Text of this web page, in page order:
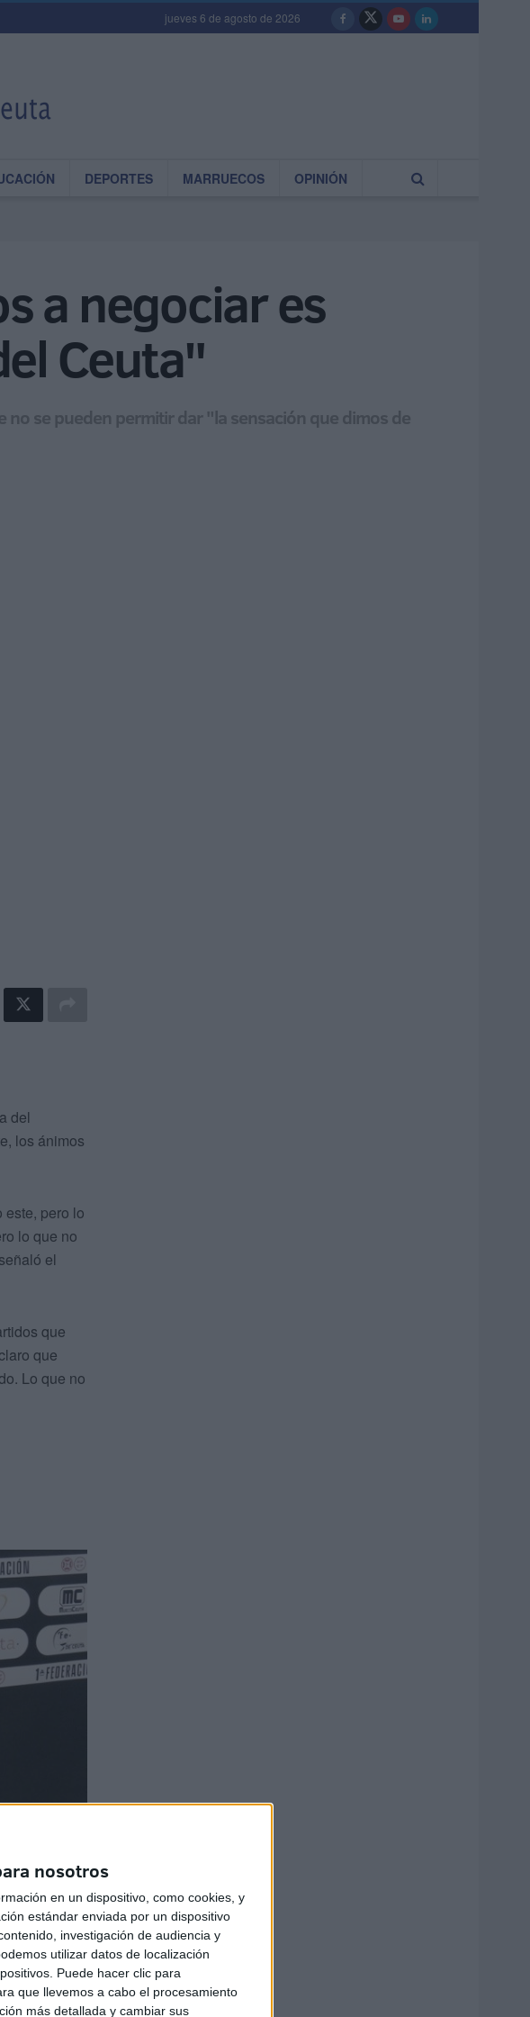
nosotros
en un dispositivo, como cookies, y
estándar enviada por un dispositivo
investigación de audiencia y
utilizar datos de localización
Puede hacer clic para
que llevemos a cabo el procesamiento
más detallada y cambiar sus
jueves 6 de agosto de 2026
DEPORTES MARRUECOS OPINIÓN
a negociar es
Ceuta"
no se pueden permitir dar "la sensación que dimos de
del
los ánimos
este, pero lo
lo que no
el
que
que
Lo que no
ha
partido de